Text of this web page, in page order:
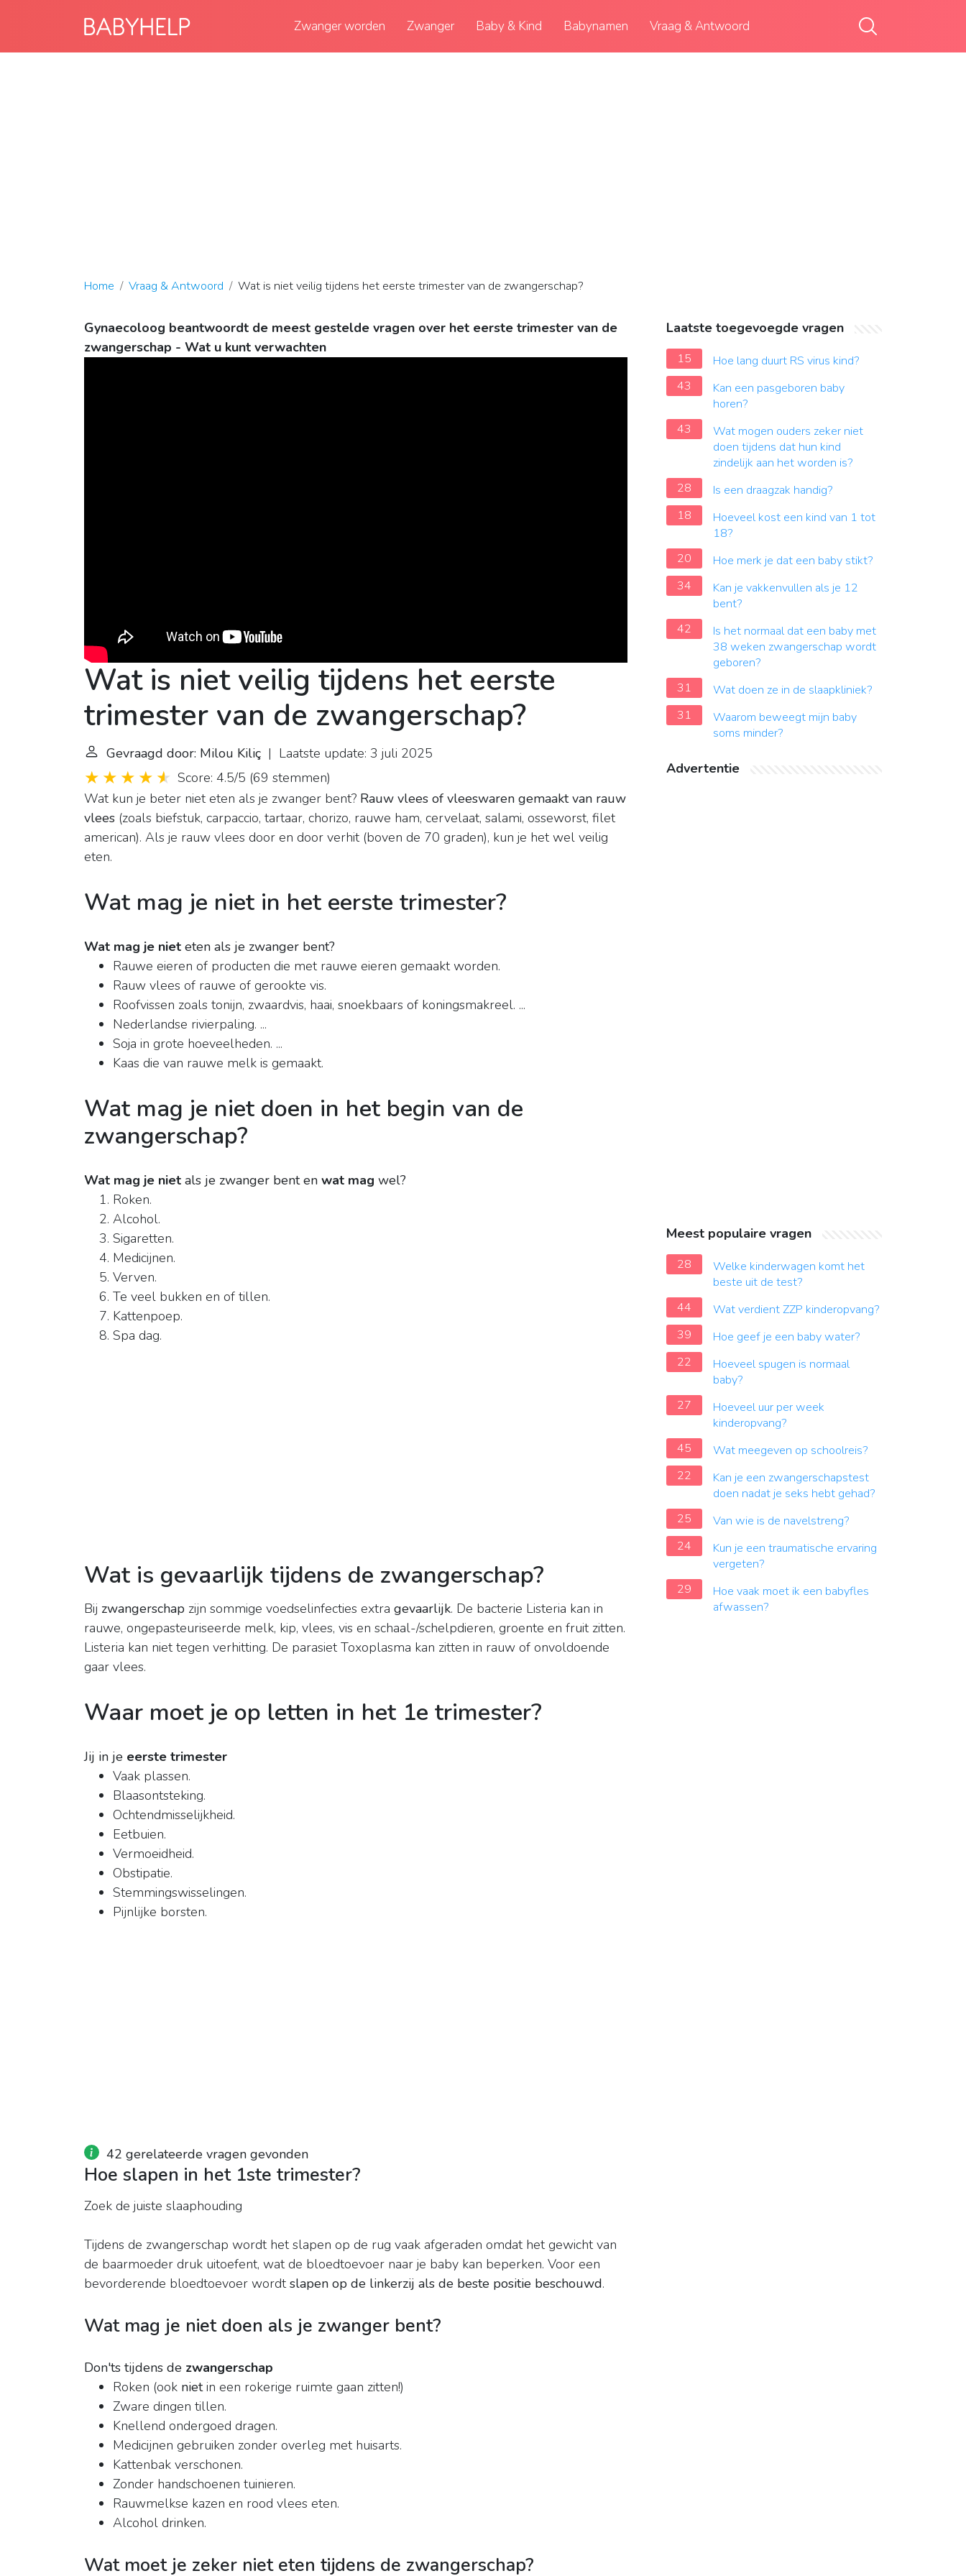
Zwanger worden Zwanger Baby & Kind Babynamen Vraag & Antwoord
Home Vraag & Antwoord Wat is niet veilig tijdens het eerste trimester van de zwangerschap?
Gynaecoloog beantwoordt de meest gestelde vragen over het eerste trimester van de
zwangerschap - Wat u kunt verwachten
Wat is niet veilig tijdens het eerste
trimester van de zwangerschap?
Gevraagd door: Milou Kiliç | Laatste update: 3 juli 2025
Score: 4.5/5 (69 stemmen)
Wat kun je beter niet eten als je zwanger bent? Rauw vlees of vleeswaren gemaakt van rauw
vlees (zoals biefstuk, carpaccio, tartaar, chorizo, rauwe ham, cervelaat, salami, osseworst, filet
american). Als je rauw vlees door en door verhit (boven de 70 graden), kun je het wel veilig
eten.
Wat mag je niet in het eerste trimester?
Wat mag je niet eten als je zwanger bent?
Rauwe eieren of producten die met rauwe eieren gemaakt worden.
Rauw vlees of rauwe of gerookte vis.
Roofvissen zoals tonijn, zwaardvis, haai, snoekbaars of koningsmakreel. ...
Nederlandse rivierpaling. ...
Soja in grote hoeveelheden. ...
Kaas die van rauwe melk is gemaakt.
Wat mag je niet doen in het begin van de
zwangerschap?
Wat mag je niet als je zwanger bent en wat mag wel?
Roken.
Alcohol.
Sigaretten.
Medicijnen.
Verven.
Te veel bukken en of tillen.
Kattenpoep.
Spa dag.
Wat is gevaarlijk tijdens de zwangerschap?
Bij zwangerschap zijn sommige voedselinfecties extra gevaarlijk. De bacterie Listeria kan in
rauwe, ongepasteuriseerde melk, kip, vlees, vis en schaal-/schelpdieren, groente en fruit zitten.
Listeria kan niet tegen verhitting. De parasiet Toxoplasma kan zitten in rauw of onvoldoende
gaar vlees.
Waar moet je op letten in het 1e trimester?
Jij in je eerste trimester
Vaak plassen.
Blaasontsteking.
Ochtendmisselijkheid.
Eetbuien.
Vermoeidheid.
Obstipatie.
Stemmingswisselingen.
Pijnlijke borsten.
42 gerelateerde vragen gevonden
Hoe slapen in het 1ste trimester?
Zoek de juiste slaaphouding
Tijdens de zwangerschap wordt het slapen op de rug vaak afgeraden omdat het gewicht van
de baarmoeder druk uitoefent, wat de bloedtoevoer naar je baby kan beperken. Voor een
bevorderende bloedtoevoer wordtslapen op de linkerzij als de beste positie beschouwd.
Wat mag je niet doen als je zwanger bent?
Don'ts tijdens de zwangerschap
Roken (ook nietin een rokerige ruimte gaan zitten!)
Zware dingen tillen.
Knellend ondergoed dragen.
Medicijnen gebruiken zonder overleg met huisarts.
Kattenbak verschonen.
Zonder handschoenen tuinieren.
Rauwmelkse kazen en rood vlees eten.
Alcohol drinken.
Wat moet je zeker niet eten tijdens de zwangerschap?
Laatste toegevoegde vragen
15
Hoe lang duurt RS virus kind?
43
Kan een pasgeboren baby
horen?
43
Wat mogen ouders zeker niet
doen tijdens dat hun kind
zindelijk aan het worden is?
28
Is een draagzak handig?
18
Hoeveel kost een kind van 1 tot
18?
20
Hoe merk je dat een baby stikt?
34
Kan je vakkenvullen als je 12
bent?
42
Is het normaal dat een baby met
38 weken zwangerschap wordt
geboren?
31
Wat doen ze in de slaapkliniek?
31
Waarom beweegt mijn baby
soms minder?
Advertentie
Meest populaire vragen
28
Welke kinderwagen komt het
beste uit de test?
44
Wat verdient ZZP kinderopvang?
39
Hoe geef je een baby water?
22
Hoeveel spugen is normaal
baby?
27
Hoeveel uur per week
kinderopvang?
45
Wat meegeven op schoolreis?
22
Kan je een zwangerschapstest
doen nadat je seks hebt gehad?
25
Van wie is de navelstreng?
24
Kun je een traumatische ervaring
vergeten?
29
Hoe vaak moet ik een babyfles
afwassen?